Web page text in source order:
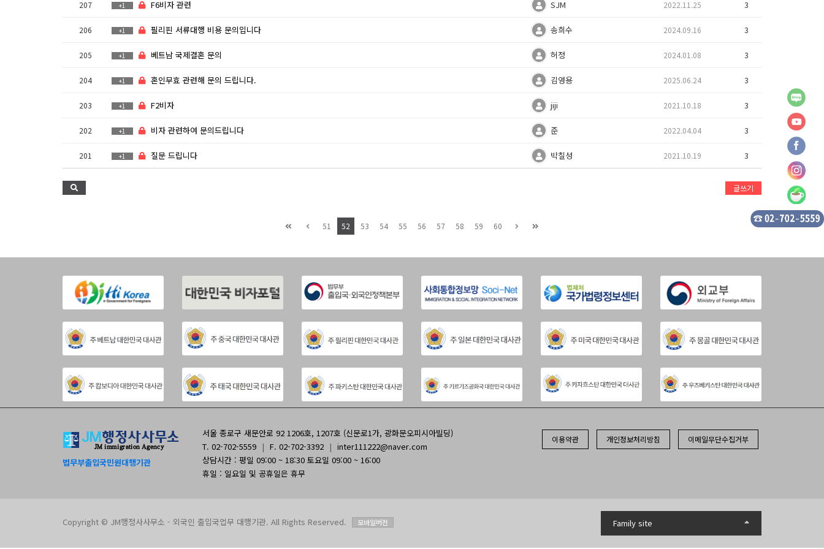
207 +1 F6비자 관련 SJM 2022.11.25 3
206 +1 필리핀 서류대행 비용 문의입니다 송희수 2024.09.16 3
205 +1 베트남 국제결혼 문의 허정 2024.01.08 3
204 +1 혼인무효 관련해 문의 드립니다. 김영용 2025.06.24 3
203 +1 F2비자 jiji 2021.10.18 3
202 +1 비자 관련하여 문의드립니다 준 2022.04.04 3
201 +1 질문 드립니다 박칠성 2021.10.19 3
글쓰기
51 52 53 54 55 56 57 58 59 60
법무부출입국민원대행기관
서울 종로구 새문안로 92 1206호, 1207호 (신문로1가, 광화문오피시아빌딩)
T. 02-702-5559 | F. 02-702-3392 | inter111222@naver.com
상담시간 : 평일 09:00 ~ 18:30 토요일 09:00 ~ 16:00
휴일 : 일요일 및 공휴일은 휴무
이용약관 개인정보처리방침 이메일무단수집거부
Copyright © JM행정사사무소 - 외국인 출입국업무 대행기관. All Rights Reserved. 모바일버전 Family site